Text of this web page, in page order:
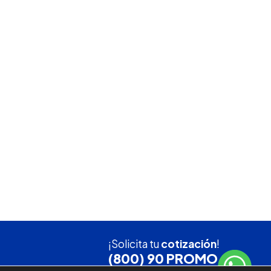
¡Solicita tucotización!
(800) 90 PROMO